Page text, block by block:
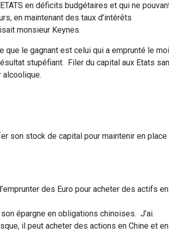
en déficits budgétaires et qui ne
en maintenant des taux d’intérêts
monsieur Keynes.
le gagnant est celui qui a emprunté le
stupéfiant. Filer du capital aux Etats
alcoolique.
son stock de capital pour maintenir en
des Euro pour acheter des actifs
épargne en obligations chinoises. J’ai.
il peut acheter des actions en Chine et